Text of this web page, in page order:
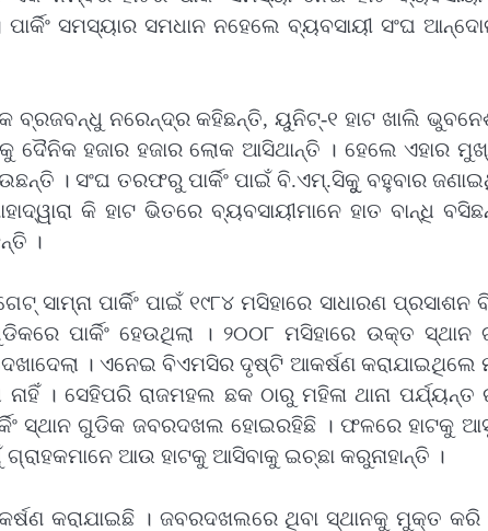
ସମସ୍ୟାର ସମଧାନ ନହେଲେ ବ୍ୟବସାୟୀ ସଂଘ
ବ୍ରଜବନ୍ଧୁ ନରେନ୍ଦ୍ର କହିଛନ୍ତି, ୟୁନିଟ୍‌-୧ ହାଟ ଖାଲି
ଦୈନିକ ହଜାର ହଜାର ଲୋକ ଆସିଥାନ୍ତି । ହେଲେ ଏହାର
। ସଂଘ ତରଫରୁ ପାର୍କିଂ ପାଇଁ ବି.ଏମ୍‌.ସିକୁୁ ବହୁବାର
କି ହାଟ ଭିତରେ ବ୍ୟବସାୟୀମାନେ ହାତ ବାନ୍ଧି
।
ସାମ୍ନା ପାର୍କିଂ ପାଇଁ ୧୯୮୪ ମସିହାରେ ସାଧାରଣ ପ୍ରସାଶନ
ପାର୍କିଂ ହେଉଥିଲା । ୨୦୦୮ ମସିହାରେ ଉକ୍ତ ସ୍ଥାନ
। ଏନେଇ ବିଏମସିର ଦୃଷ୍ଟି ଆକର୍ଷଣ କରାଯାଇଥିଲେ
। ସେହିପରି ରାଜମହଲ ଛକ ଠାରୁ ମହିଳା ଥାନା ପର୍ଯ୍ୟନ୍ତ
ସ୍ଥାନ ଗୁଡିକ ଜବରଦଖଲ ହୋଇରହିଛି । ଫଳରେ ହାଟକୁ
ଗ୍ରାହକମାନେ ଆଉ ହାଟକୁ ଆସିବାକୁ ଇଚ୍ଛା କରୁନାହାନ୍ତି ।
କରାଯାଇଛି । ଜବରଦଖଲରେ ଥିବା ସ୍ଥାନକୁ ମୁକ୍ତ କରି